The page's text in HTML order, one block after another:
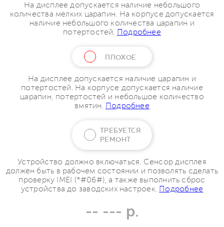
На дисплее допускается наличие небольшого
количества мелких царапин. На корпусе допускается
наличие небольшого количества царапин и
потертостей. Подробнее
ПЛОХОЕ
На дисплее допускается наличие царапин и
потертостей. На корпусе допускается наличие
царапин, потертостей и небольшое количество
вмятин. Подробнее
ТРЕБУЕТСЯ
РЕМОНТ
Устройство должно включаться. Сенсор дисплея
должен быть в рабочем состоянии и позволять сделать
проверку IMEI (*#06#), а также выполнить сброс
устройства до заводских настроек. Подробнее
-- --- р.